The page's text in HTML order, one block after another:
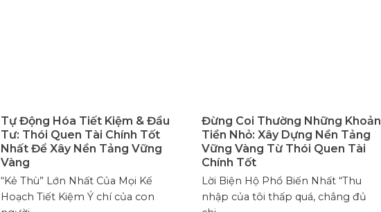
Tự Động Hóa Tiết Kiệm & Đầu
Tư: Thói Quen Tài Chính Tốt
Nhất Để Xây Nền Tảng Vững
Vàng
“Kẻ Thù” Lớn Nhất Của Mọi Kế
Hoạch Tiết Kiệm Ý chí của con
Đừng Coi Thường Những Khoản
Tiền Nhỏ: Xây Dựng Nền Tảng
Vững Vàng Từ Thói Quen Tài
Chính Tốt
Lời Biện Hộ Phổ Biến Nhất “Thu
nhập của tôi thấp quá, chẳng đủ